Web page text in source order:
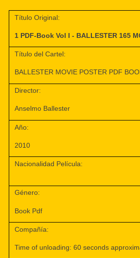
Título Original:
1 PDF-Book Vol I - BALLESTER 165
Título del Cartel:
BALLESTER MOVIE POSTER PDF
Director:
Anselmo Ballester
Año:
2010
Nacionalidad Película:
Género:
Book Pdf
Compañía:
Time of unloading: 60 seconds